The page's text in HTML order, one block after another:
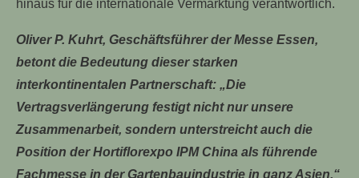
hinaus für die internationale Vermarktung verantwortlich.
Oliver P. Kuhrt, Geschäftsführer der Messe Essen,
betont die Bedeutung dieser starken
interkontinentalen Partnerschaft: „Die
Vertragsverlängerung festigt nicht nur unsere
Zusammenarbeit, sondern unterstreicht auch die
Position der Hortiflorexpo IPM China als führende
Fachmesse in der Gartenbauindustrie in ganz Asien.“